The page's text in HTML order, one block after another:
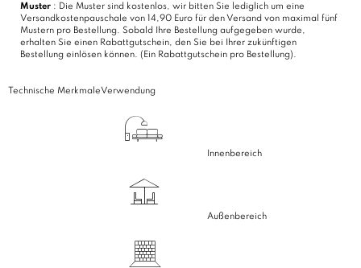
Muster : Die Muster sind kostenlos, wir bitten Sie lediglich um eine
Versandkostenpauschale von 14,90 Euro für den Versand von maximal fünf
Mustern pro Bestellung. Sobald Ihre Bestellung aufgegeben wurde,
erhalten Sie einen Rabattgutschein, den Sie bei Ihrer zukünftigen
Bestellung einlösen können. (Ein Rabattgutschein pro Bestellung).
Technische MerkmaleVerwendung
Innenbereich
Außenbereich